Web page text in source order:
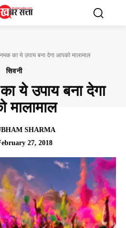
का ये उपाय बना देगा आपको मालामाल
सिवनी
ये उपाय बना देगा
मालामाल
SHARMA
27, 2018